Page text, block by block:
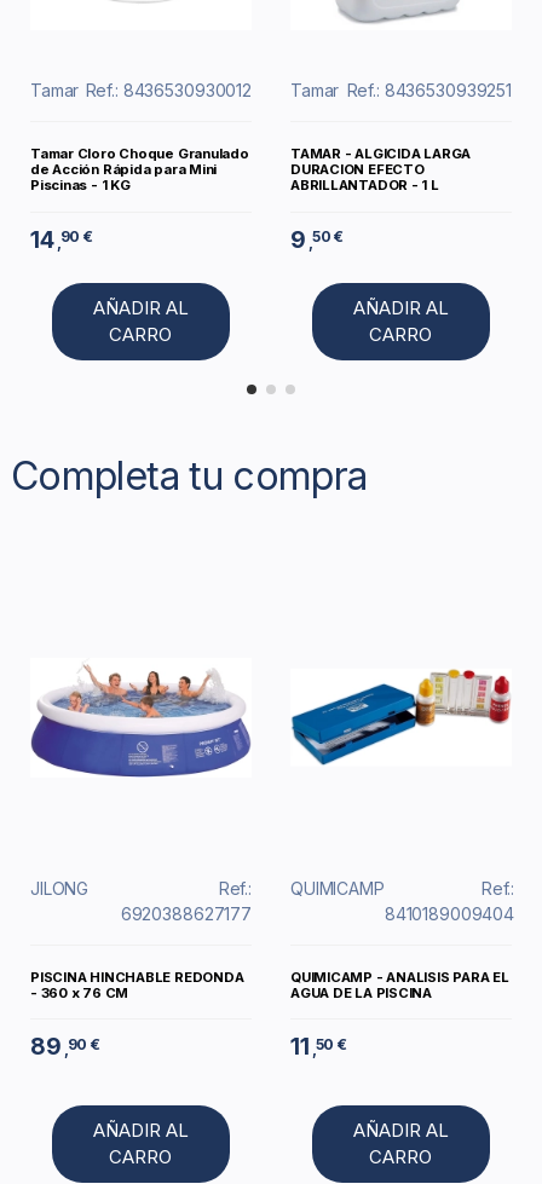
Tamar Ref.: 8436530930012
Tamar Cloro Choque Granulado
de Acción Rápida para Mini
Piscinas - 1 KG
14 90 €
AÑADIR AL
CARRO
Tamar Ref.: 8436530939251
TAMAR - ALGICIDA LARGA
DURACION EFECTO
ABRILLANTADOR - 1 L
9 ,50 €
AÑADIR AL
CARRO
Completa tu compra
JILONG
Ref.:
6920388627177
PISCINA HINCHABLE REDONDA
- 360 x 76 CM
89 ,90 €
AÑADIR AL
CARRO
QUIMICAMP
Ref.:
8410189009404
QUIMICAMP - ANALISIS PARA EL
AGUA DE LA PISCINA
11 ,50 €
AÑADIR AL
CARRO